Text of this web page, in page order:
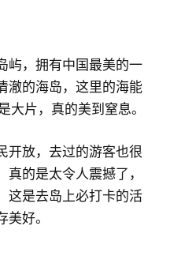
屿，拥有中国最美的一
澈的海岛，这里的海能
大片，真的美到窒息。
开放，去过的游客也很
的是太令人震撼了，
这是去岛上必打卡的活
好。